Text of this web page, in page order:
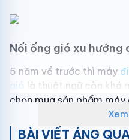
Nối ống gió xu hướng
5 năm về trước thì máy
gió là thuật ngữ còn khá
chọn mua sản phẩm
người tiêu dùng. Nhưng
thuật lắp đặt được nâng
BÀI VIẾT ÁNG